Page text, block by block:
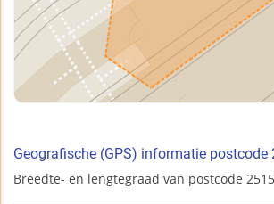
Geografische (GPS) informatie postcode
Breedte- en lengtegraad van postcode